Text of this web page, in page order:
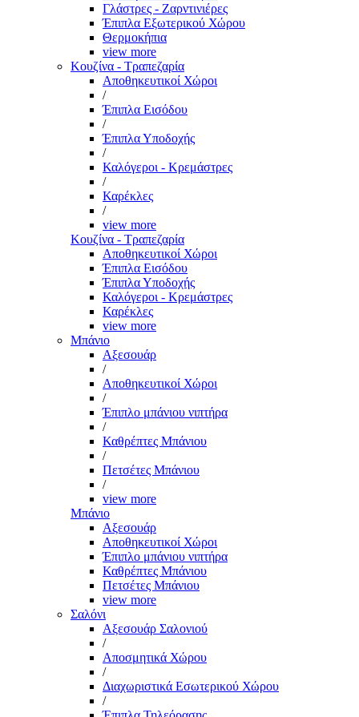
Γλάστρες - Ζαρντινιέρες
Έπιπλα Εξωτερικού Χώρου
Θερμοκήπια
view more
Κουζίνα - Τραπεζαρία
Αποθηκευτικοί Χώροι
/
Έπιπλα Εισόδου
/
Έπιπλα Υποδοχής
/
Καλόγεροι - Κρεμάστρες
/
Καρέκλες
/
view more
Κουζίνα - Τραπεζαρία
Αποθηκευτικοί Χώροι
Έπιπλα Εισόδου
Έπιπλα Υποδοχής
Καλόγεροι - Κρεμάστρες
Καρέκλες
view more
Μπάνιο
Αξεσουάρ
/
Αποθηκευτικοί Χώροι
/
Έπιπλο μπάνιου νιπτήρα
/
Καθρέπτες Μπάνιου
/
Πετσέτες Μπάνιου
/
view more
Μπάνιο
Αξεσουάρ
Αποθηκευτικοί Χώροι
Έπιπλο μπάνιου νιπτήρα
Καθρέπτες Μπάνιου
Πετσέτες Μπάνιου
view more
Σαλόνι
Αξεσουάρ Σαλονιού
/
Αποσμητικά Χώρου
/
Διαχωριστικά Εσωτερικού Χώρου
/